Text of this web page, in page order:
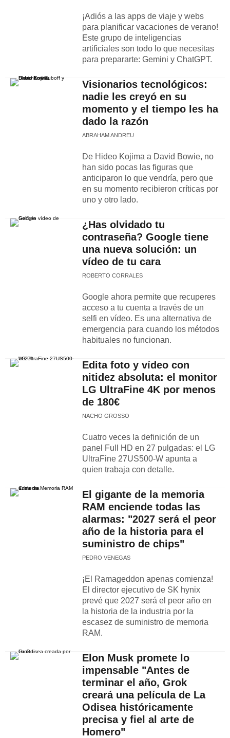
¡Adiós a las apps de viaje y webs
para planificar vacaciones de verano!
Este grupo de inteligencias
artificiales son todo lo que necesitas
para prepararte: Gemini y ChatGPT.
Visionarios tecnológicos:
nadie les creyó en su
momento y el tiempo les ha
dado la razón
ABRAHAM ANDREU
De Hideo Kojima a David Bowie, no
han sido pocas las figuras que
anticiparon lo que vendría, pero que
en su momento recibieron críticas por
uno y otro lado.
¿Has olvidado tu
contraseña? Google tiene
una nueva solución: un
vídeo de tu cara
ROBERTO CORRALES
Google ahora permite que recuperes
acceso a tu cuenta a través de un
selfi en vídeo. Es una alternativa de
emergencia para cuando los métodos
habituales no funcionan.
Edita foto y vídeo con
nitidez absoluta: el monitor
LG UltraFine 4K por menos
de 180€
NACHO GROSSO
Cuatro veces la definición de un
panel Full HD en 27 pulgadas: el LG
UltraFine 27US500-W apunta a
quien trabaja con detalle.
El gigante de la memoria
RAM enciende todas las
alarmas: "2027 será el peor
año de la historia para el
suministro de chips"
PEDRO VENEGAS
¡El Ramageddon apenas comienza!
El director ejecutivo de SK hynix
prevé que 2027 será el peor año en
la historia de la industria por la
escasez de suministro de memoria
RAM.
Elon Musk promete lo
impensable "Antes de
terminar el año, Grok
creará una película de La
Odisea históricamente
precisa y fiel al arte de
Homero"